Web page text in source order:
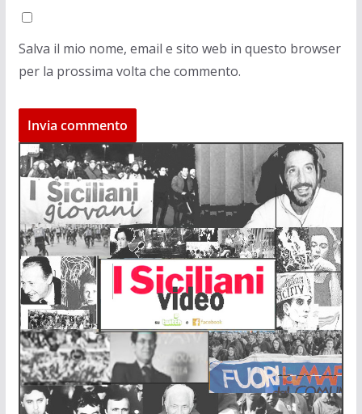
Salva il mio nome, email e sito web in questo browser
per la prossima volta che commento.